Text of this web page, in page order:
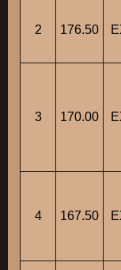
2 176.50
3 170.00
4 167.50